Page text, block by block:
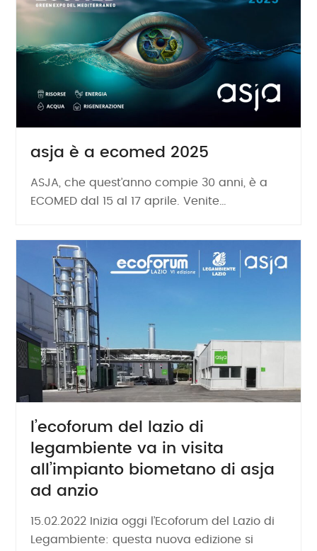
asja è a ecomed 2025
ASJA, che quest’anno compie 30 anni, è a
ECOMED dal 15 al 17 aprile. Venite…
l’ecoforum del lazio di
legambiente va in visita
all’impianto biometano di asja
ad anzio
15.02.2022 Inizia oggi l’Ecoforum del Lazio di
Legambiente: questa nuova edizione si